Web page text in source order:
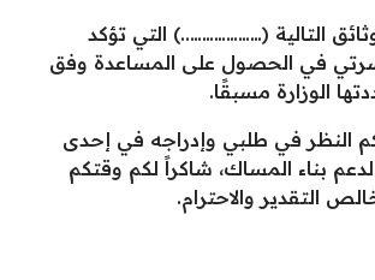
التالية (………………..) التي تؤكد
في الحصول على المساعدة وفق
الوزارة مسبقًا.
النظر في طلبي وإدراجه في إحدى
لدعم بناء المساك، شاكراً لكم وقتكم
التقدير والاحترام.